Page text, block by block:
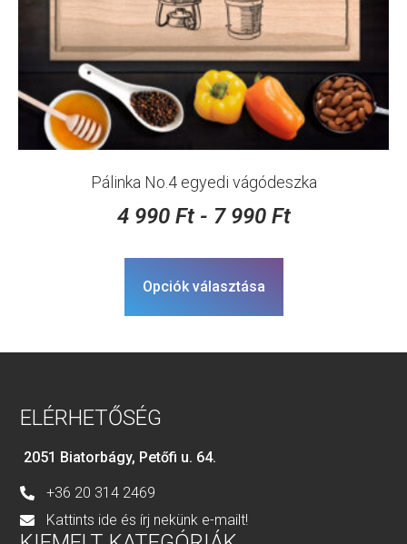
Pálinka No.4 egyedi vágódeszka
4 990 Ft- 7 990 Ft
Opciók választása
ELÉRHETŐSÉG
2051 Biatorbágy, Petőfi u. 64.
+36 20 314 2469
Kattints ide és írj nekünk e-mailt!